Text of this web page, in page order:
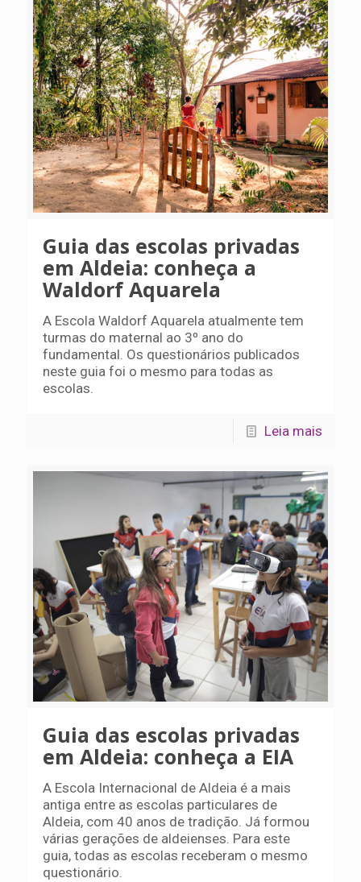
Guia das escolas privadas
em Aldeia: conheça a
Waldorf Aquarela
A Escola Waldorf Aquarela atualmente tem
turmas do maternal ao 3º ano do
fundamental. Os questionários publicados
neste guia foi o mesmo para todas as
escolas.
Leia mais
Guia das escolas privadas
em Aldeia: conheça a EIA
A Escola Internacional de Aldeia é a mais
antiga entre as escolas particulares de
Aldeia, com 40 anos de tradição. Já formou
várias gerações de aldeienses. Para este
guia, todas as escolas receberam o mesmo
questionário.